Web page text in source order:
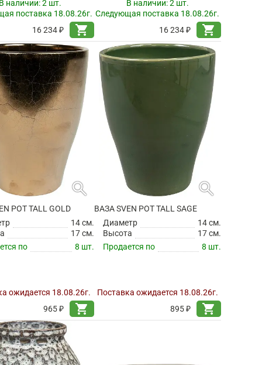
наличии:2 шт.
поставка 18.08.26г.
16 234 ₽
shopping_cart
В наличии:2 шт.
Следующая поставка 18.08.26г.
16 234 ₽
shopping_cart
search
POT TALL GOLD
14 см.
17 см.
по
8 шт.
ожидается 18.08.26г.
965 ₽
shopping_cart
search
ВАЗА SVEN POT TALL SAGE
Диаметр
14 см.
Высота
17 см.
Продается по
8 шт.
Поставка ожидается 18.08.26г.
895 ₽
shopping_cart